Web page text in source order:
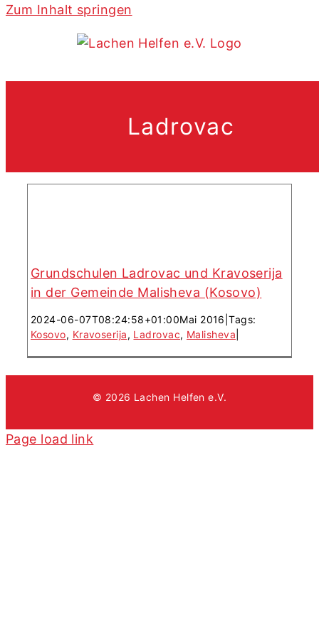
Zum Inhalt springen
Ladrovac
Grundschulen Ladrovac und
Malisheva (Kosovo)
Grundschulen Ladrovac und Kravoserija
in der Gemeinde Malisheva (Kosovo)
2024-06-07T08:24:58+01:00Mai 2016 |Tags:
Kosovo, Kravoserija, Ladrovac, Malisheva
© 2026 Lachen Helfen e.V.
Page load link